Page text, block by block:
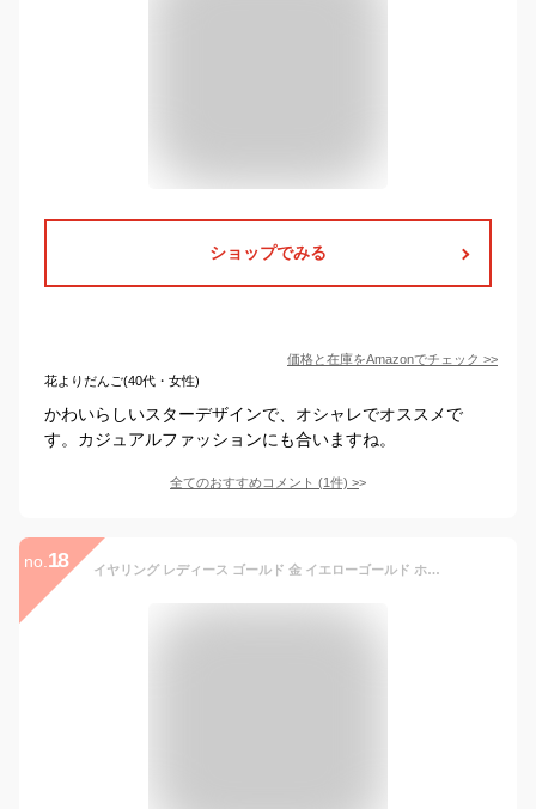
ショップでみる
価格と在庫をAmazonでチェック >>
花よりだんご(40代・女性)
かわいらしいスターデザインで、オシャレでオススメで
す。カジュアルファッションにも合いますね。
全てのおすすめコメント (1件) >
no. 18 イヤリング レディース ゴールド 金 イエローゴールド ホワイトゴールド K10 地金 10K クリップ式 痛くない 落ちにくい 金属アレルギー対応 贈り物 大人 可愛い ジュエリー アクセサリー 記念日 プレゼント 女性 誕生日 彼女 ギフト 誕生日プレゼント